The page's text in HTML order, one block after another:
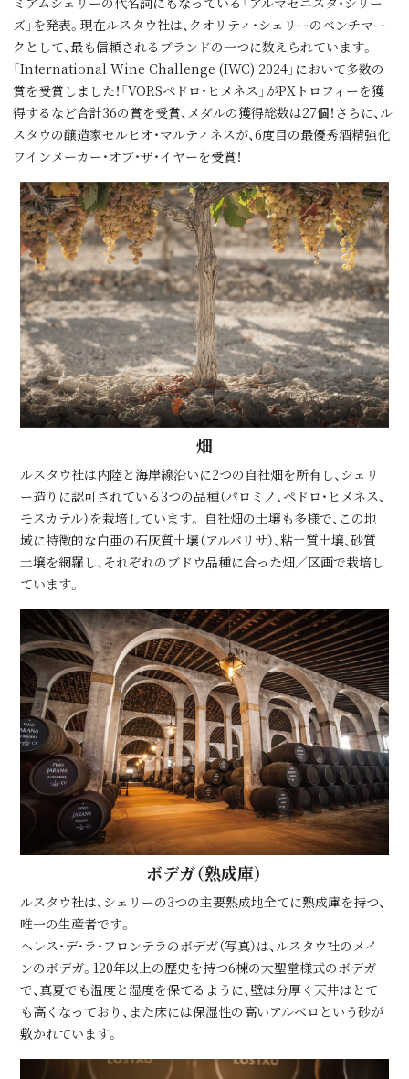
ズ」を発表。現在ルスタウ社は、クオリティ・シェリーのベンチマー
クとして、最も信頼されるブランドの一つに数えられています。
「International Wine Challenge (IWC) 2024」において多数の
賞を受賞しました！「VORSペドロ・ヒメネス」がPXトロフィーを獲
得するなど合計36の賞を受賞、メダルの獲得総数は27個！さらに、ル
スタウの醸造家セルヒオ・マルティネスが、6度目の最優秀酒精強化
ワインメーカー・オブ・ザ・イヤーを受賞！
畑
ルスタウ社は内陸と海岸線沿いに2つの自社畑を所有し、シェリ
ー造りに認可されている3つの品種（パロミノ、ペドロ・ヒメネス、
モスカテル）を栽培しています。 自社畑の土壌も多様で、この地
域に特徴的な白亜の石灰質土壌（アルバリサ）、粘土質土壌、砂質
土壌を網羅し、それぞれのブドウ品種に合った畑／区画で栽培し
ています。
ボデガ（熟成庫）
ルスタウ社は、シェリーの3つの主要熟成地全てに熟成庫を持つ、
唯一の生産者です。
ヘレス・デ・ラ・フロンテラのボデガ（写真）は、ルスタウ社のメイ
ンのボデガ。120年以上の歴史を持つ6棟の大聖堂様式のボデガ
で、真夏でも温度と湿度を保てるように、壁は分厚く天井はとて
も高くなっており、また床には保湿性の高いアルベロという砂が
敷かれています。